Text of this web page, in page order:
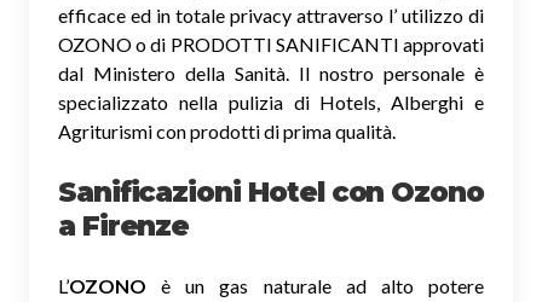
efficace ed in totale privacy attraverso l’ utilizzo di
OZONO o di PRODOTTI SANIFICANTI approvati
dal Ministero della Sanità. Il nostro personale è
specializzato nella pulizia di Hotels, Alberghi e
Agriturismi con prodotti di prima qualità.
Sanificazioni Hotel con Ozono
a Firenze
L’OZONO è un gas naturale ad alto potere